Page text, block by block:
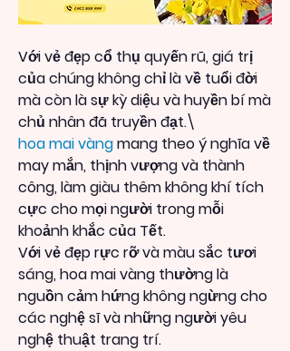
Với vẻ đẹp cổ thụ quyến rũ, giá trị
của chúng không chỉ là về tuổi đời
mà còn là sự kỳ diệu và huyền bí mà
chủ nhân đã truyền đạt.\
hoa mai vàng mang theo ý nghĩa về
may mắn, thịnh vượng và thành
công, làm giàu thêm không khí tích
cực cho mọi người trong mỗi
khoảnh khắc của Tết.
Với vẻ đẹp rực rỡ và màu sắc tươi
sáng, hoa mai vàng thường là
nguồn cảm hứng không ngừng cho
các nghệ sĩ và những người yêu
nghệ thuật trang trí.